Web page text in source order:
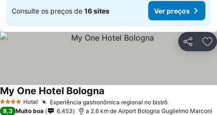
Consulte os preços de 16 sites Ver preços
Partilhar
4 EstrelasHotel Experiência gastronômica regional no bistrô
My One Hotel Bologna
8,3 Muito boa 6.453 a 2.6 km de Airport Bologna Guglielmo Marconi